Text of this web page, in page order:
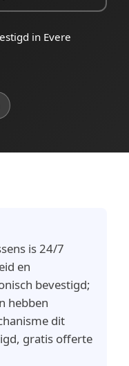
in Evere
is 24/7
en
bevestigd;
hebben
dit
gratis offerte